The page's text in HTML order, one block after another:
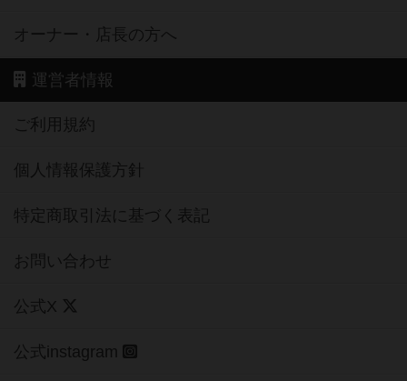
オーナー・店長の方へ
運営者情報
ご利用規約
個人情報保護方針
特定商取引法に基づく表記
お問い合わせ
公式X
公式instagram